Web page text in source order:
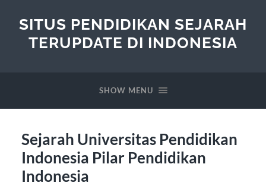
SITUS PENDIDIKAN SEJARAH
TERUPDATE DI INDONESIA
SHOW MENU
Sejarah Universitas Pendidikan
Indonesia Pilar Pendidikan
Indonesia